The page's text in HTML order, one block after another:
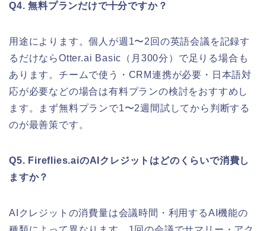
Q4. 無料プランだけで十分ですか？
用途によります。個人が週1〜2回の英語会議を記録す
るだけならOtter.ai Basic（月300分）で足りる場合も
あります。チームで使う・CRM連携が必要・日本語対
応が必要などの場合は有料プランの検討をおすすめし
ます。まず無料プランで1〜2週間試してから判断する
のが最善策です。
Q5. Fireflies.aiのAIクレジットはどのくらいで消費し
ますか？
AIクレジットの消費量は会議時間・利用するAI機能の